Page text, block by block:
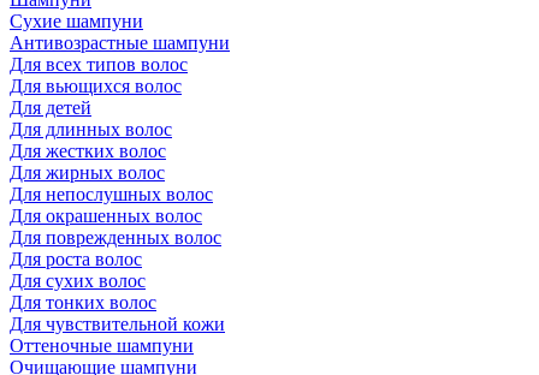
Сухие шампуни
Антивозрастные шампуни
Для всех типов волос
Для вьющихся волос
Для детей
Для длинных волос
Для жестких волос
Для жирных волос
Для непослушных волос
Для окрашенных волос
Для поврежденных волос
Для роста волос
Для сухих волос
Для тонких волос
Для чувствительной кожи
Оттеночные шампуни
Очищающие шампуни